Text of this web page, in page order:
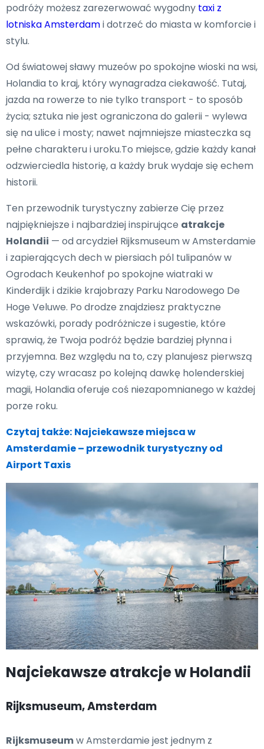
podróży możesz zarezerwować wygodny taxi z
lotniska Amsterdami dotrzeć do miasta w komforcie i
stylu.
Od światowej sławy muzeów po spokojne wioski na wsi,
Holandia to kraj, który wynagradza ciekawość. Tutaj,
jazda na rowerze to nie tylko transport - to sposób
życia; sztuka nie jest ograniczona do galerii - wylewa
się na ulice i mosty; nawet najmniejsze miasteczka są
pełne charakteru i uroku.To miejsce, gdzie każdy kanał
odzwierciedla historię, a każdy bruk wydaje się echem
historii.
Ten przewodnik turystyczny zabierze Cię przez
najpiękniejsze i najbardziej inspirujące atrakcje
Holandii — od arcydzieł Rijksmuseum w Amsterdamie
i zapierających dech w piersiach pól tulipanów w
Ogrodach Keukenhof po spokojne wiatraki w
Kinderdijk i dzikie krajobrazy Parku Narodowego De
Hoge Veluwe. Po drodze znajdziesz praktyczne
wskazówki, porady podróżnicze i sugestie, które
sprawią, że Twoja podróż będzie bardziej płynna i
przyjemna. Bez względu na to, czy planujesz pierwszą
wizytę, czy wracasz po kolejną dawkę holenderskiej
magii, Holandia oferuje coś niezapomnianego w każdej
porze roku.
Czytaj także: Najciekawsze miejsca w
Amsterdamie – przewodnik turystyczny od
Airport Taxis
Najciekawsze atrakcje w Holandii
Rijksmuseum, Amsterdam
Rijksmuseumw Amsterdamie jest jednym z